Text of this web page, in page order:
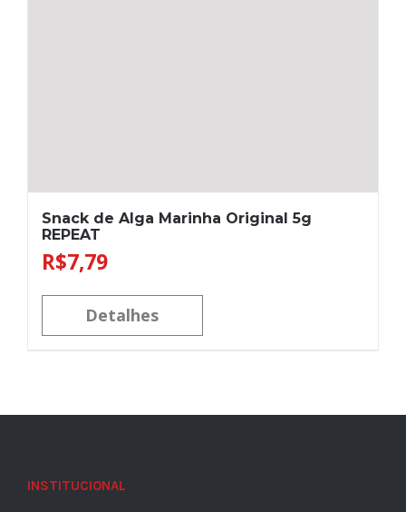
Snack de Alga Marinha Original 5g
REPEAT
R$7,79
Detalhes
INSTITUCIONAL